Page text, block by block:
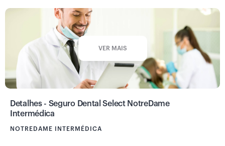
VER MAIS
Detalhes - Seguro Dental Select NotreDame
Intermédica
NOTREDAME INTERMÉDICA